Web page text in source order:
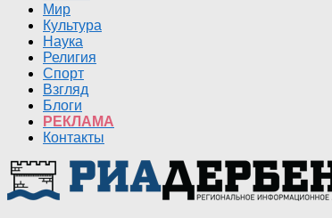
Мир
Культура
Наука
Религия
Спорт
Взгляд
Блоги
РЕКЛАМА
Контакты